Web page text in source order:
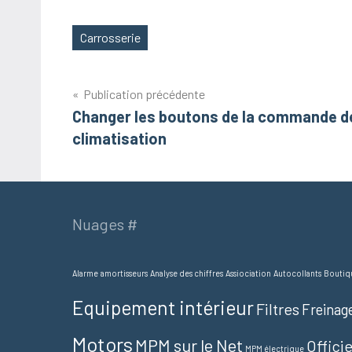
Étiquettes
Carrosserie
Navigation
de
Publication précédente
Changer les boutons de la commande
climatisation
Nuages #
Alarme amortisseurs Analyse des chiffres Assiociation Autocollants
Equipement intérieurFiltres
Motors MPM sur le Net MPM électrique